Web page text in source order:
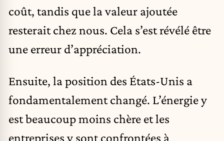
coût, tandis que la valeur ajoutée
resterait chez nous. Cela s’est révélé être
une erreur d’appréciation.
Ensuite, la position des États-Unis a
fondamentalement changé. L’énergie y
est beaucoup moins chère et les
entreprises y sont confrontées à